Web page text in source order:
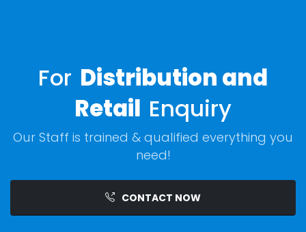
For Distribution and
Retail Enquiry
Our Staff is trained & qualified everything you
need!
CONTACT NOW